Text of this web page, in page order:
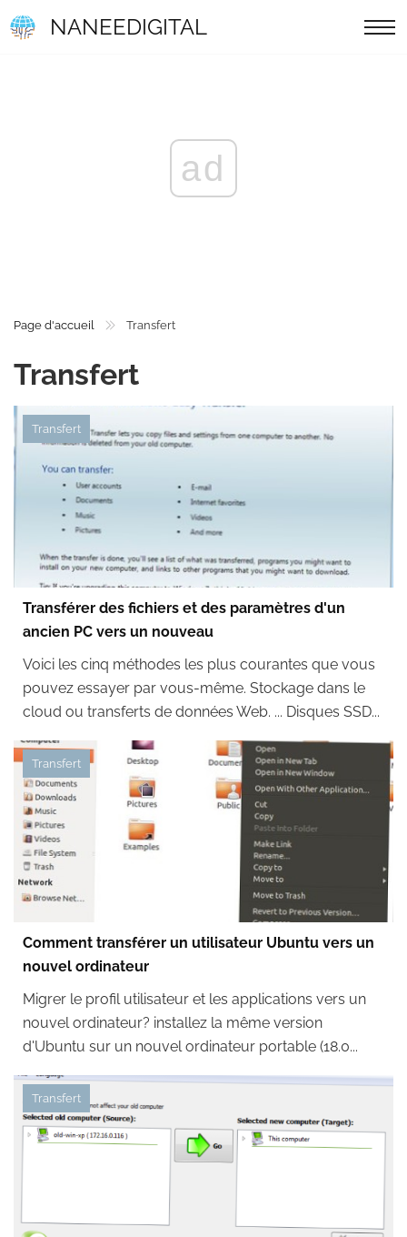
NANEEDIGITAL
ad
Page d'accueil Transfert
Transfert
Transfert
Transférer des fichiers et des paramètres d'un
ancien PC vers un nouveau
Voici les cinq méthodes les plus courantes que vous
pouvez essayer par vous-même. Stockage dans le
cloud ou transferts de données Web. ... Disques SSD...
Transfert
Comment transférer un utilisateur Ubuntu vers un
nouvel ordinateur
Migrer le profil utilisateur et les applications vers un
nouvel ordinateur? installez la même version
d'Ubuntu sur un nouvel ordinateur portable (18.0...
Transfert